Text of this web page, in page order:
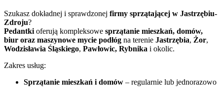
Szukasz dokładnej i sprawdzonej firmy sprzątającej w Jastrzębiu-
Zdroju?
Pedantkioferują kompleksowe sprzątanie mieszkań, domów,
biur oraz maszynowe mycie podłóg na terenie Jastrzębia, Żor,
Wodzisławia Śląskiego, Pawłowic, Rybnika i okolic.
Zakres usług:
Sprzątanie mieszkań i domów – regularnie lub jednorazowo